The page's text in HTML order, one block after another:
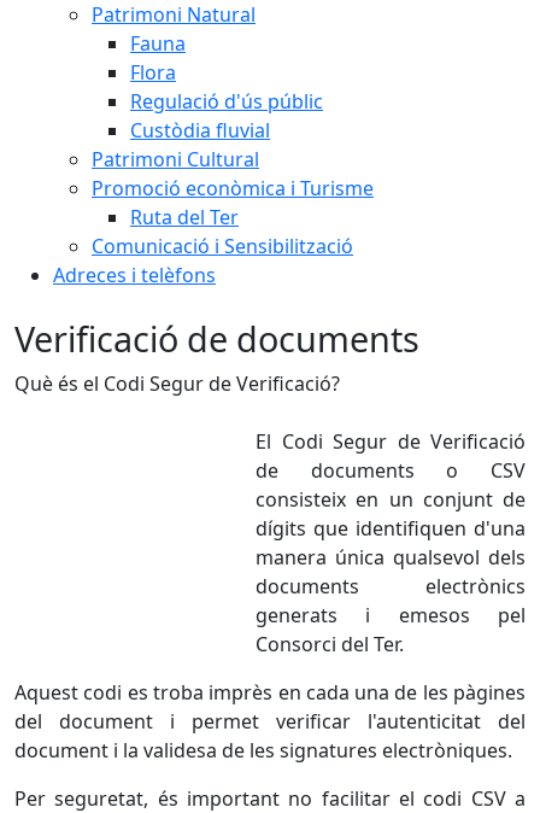
Patrimoni Natural
Fauna
Flora
Regulació d'ús públic
Custòdia fluvial
Patrimoni Cultural
Promoció econòmica i Turisme
Ruta del Ter
Comunicació i Sensibilització
Adreces i telèfons
Verificació de documents
Què és el Codi Segur de Verificació?
El Codi Segur de Verificació
de documents o CSV
consisteix en un conjunt de
dígits que identifiquen d'una
manera única qualsevol dels
documents electrònics
generats i emesos pel
Consorci del Ter.
Aquest codi es troba imprès en cada una de les pàgines
del document i permet verificar l'autenticitat del
document i la validesa de les signatures electròniques.
Per seguretat, és important no facilitar el codi CSV a